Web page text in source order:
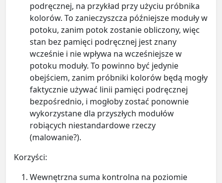
podręcznej, na przykład przy użyciu próbnika
kolorów. To zanieczyszcza późniejsze moduły w
potoku, zanim potok zostanie obliczony, więc
stan bez pamięci podręcznej jest znany
wcześnie i nie wpływa na wcześniejsze w
potoku moduły. To powinno być jedynie
obejściem, zanim próbniki kolorów będą mogły
faktycznie używać linii pamięci podręcznej
bezpośrednio, i mogłoby zostać ponownie
wykorzystane dla przyszłych modułów
robiących niestandardowe rzeczy
(malowanie?).
Korzyści:
Wewnętrzna suma kontrolna na poziomie